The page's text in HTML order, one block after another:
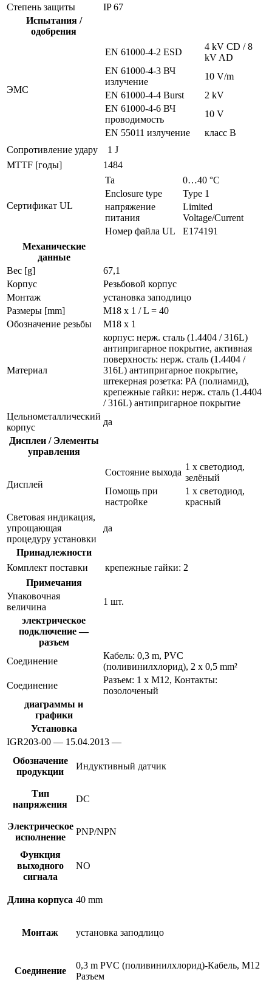
Степень защиты
IP 67
Испытания /
одобрения
ЭMC
EN 61000-4-2 ESD
4 kV CD / 8
kV AD
EN 61000-4-3 ВЧ
излучение
10 V/m
EN 61000-4-4 Burst
2 kV
EN 61000-4-6 ВЧ
проводимость
10 V
EN 55011 излучение
класс B
Сопротивление удару
1 J
MTTF [годы]
1484
Сертификат UL
Ta
0…40 °C
Enclosure type
Type 1
напряжение
питания
Limited
Voltage/Current
Номер файла UL
E174191
Механические
данные
Вес [g]
67,1
Корпус
Резьбовой корпус
Монтаж
установка заподлицо
Размеры [mm]
M18 x 1 / L = 40
Обозначение резьбы
M18 x 1
Материал
корпус: нерж. сталь (1.4404 / 316L)
антипригарное покрытие, активная
поверхность: нерж. сталь (1.4404 /
316L) антипригарное покрытие,
штекерная розетка: PA (полиамид),
крепежные гайки: нерж. сталь (1.4404
/ 316L) антипригарное покрытие
Цельнометаллический
корпус
да
Дисплеи / Элементы
управления
Дисплей
Состояние выхода
1 x светодиод,
зелёный
Помощь при
настройке
1 x светодиод,
красный
Световая индикация,
упрощающая
процедуру установки
да
Принадлежности
Комплект поставки
крепежные гайки: 2
Примечания
Упаковочная
величина
1 шт.
электрическое
подключение —
разъем
Соединение
Кабель: 0,3 m, PVC
(поливинилхлорид), 2 x 0,5 mm²
Соединение
Разъем: 1 x M12, Контакты:
позолоченый
диаграммы и
графики
Установка
IGR203-00 — 15.04.2013 —
Обозначение
продукции
Индуктивный датчик
Тип
напряжения
DC
Электрическое
исполнение
PNP/NPN
Функция
выходного
сигнала
NO
Длина корпуса 40 mm
Монтаж установка заподлицо
Соединение
0,3 m PVC (поливинилхлорид)-Кабель, M12
Разъем